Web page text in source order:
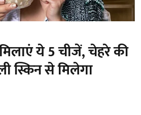
मिलाएं ये 5 चीजें, चेहरे की
स्किन से मिलेगा